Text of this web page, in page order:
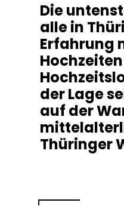
Die
alle in
Erfahrung
der Lage
auf der
Thüringer